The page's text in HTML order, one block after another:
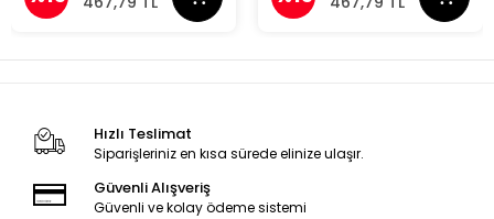
Hızlı Teslimat
Siparişleriniz en kısa sürede elinize ulaşır.
Güvenli Alışveriş
Güvenli ve kolay ödeme sistemi